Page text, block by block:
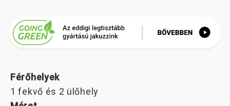
Férőhelyek
1 fekvő és 2 ülőhely